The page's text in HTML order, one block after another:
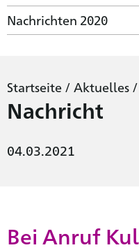
Nachrichten 2020
Startseite / Aktuelles /
Nachricht
04.03.2021
Bei Anruf